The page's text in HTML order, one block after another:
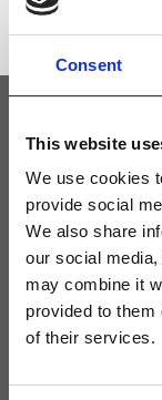
Consent
This website
We use cookies
provide social
We also share
our social
may combine it
provided to them
of their services.
Tieniti
Non perdere le